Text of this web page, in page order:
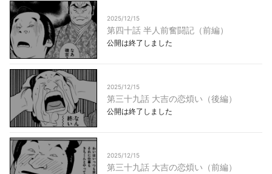
2025/12/15
第四十話 半人前奮闘記（前編）
公開は終了しました
2025/12/15
第三十九話 大吉の恋煩い（後編）
公開は終了しました
2025/12/15
第三十九話 大吉の恋煩い（前編）